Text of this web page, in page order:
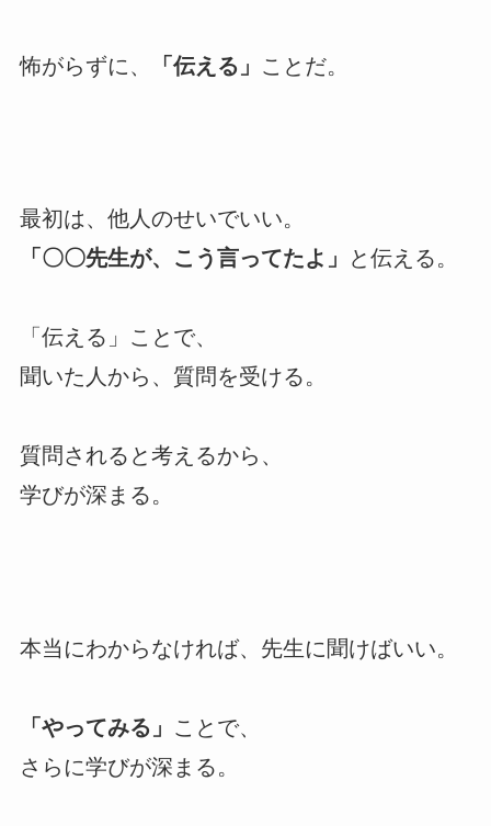
怖がらずに、 「伝える」 ことだ。
最初は、他人のせいでいい。
「〇〇先生が、こう言ってたよ」
と伝える。
「伝える」ことで、
聞いた人から、質問を受ける。
質問されると考えるから、
学びが深まる。
本当にわからなければ、先生に聞けばいい。
「やってみる」 ことで、
さらに学びが深まる。